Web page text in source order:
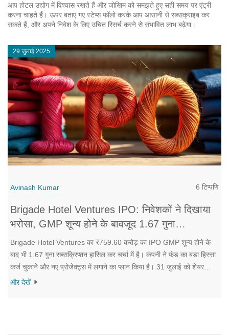
आप होटल उद्योग में विश्वास रखते हैं और जोखिम को समझते हुए सही समय पर एंट्री
करना चाहते हैं। ऊपर बताए गए स्टेप्स फॉलो करके आप आसानी से सब्सक्राइब कर
सकते हैं, और अपने निवेश के लिए उचित रिसर्च करने से संभावित लाभ बढ़ेगा।
29 जुलाई 2025
Avinash Kumar 6 टिप्पणि
Brigade Hotel Ventures IPO: निवेशकों ने दिखाया
भरोसा, GMP शून्य होने के बावजूद 1.67 गुना
सब्सक्रिप्शन
Brigade Hotel Ventures का ₹759.60 करोड़ का IPO GMP शून्य होने के
बाद भी 1.67 गुना सब्सक्रिप्शन हासिल कर चर्चा में है। कंपनी ने फंड का बड़ा हिस्सा
कर्ज चुकाने और नए प्रोजेक्ट्स में लगाने का प्लान किया है। 31 जुलाई को शेयर
BSE और NSE पर लिस्ट होंगे।
और देखें